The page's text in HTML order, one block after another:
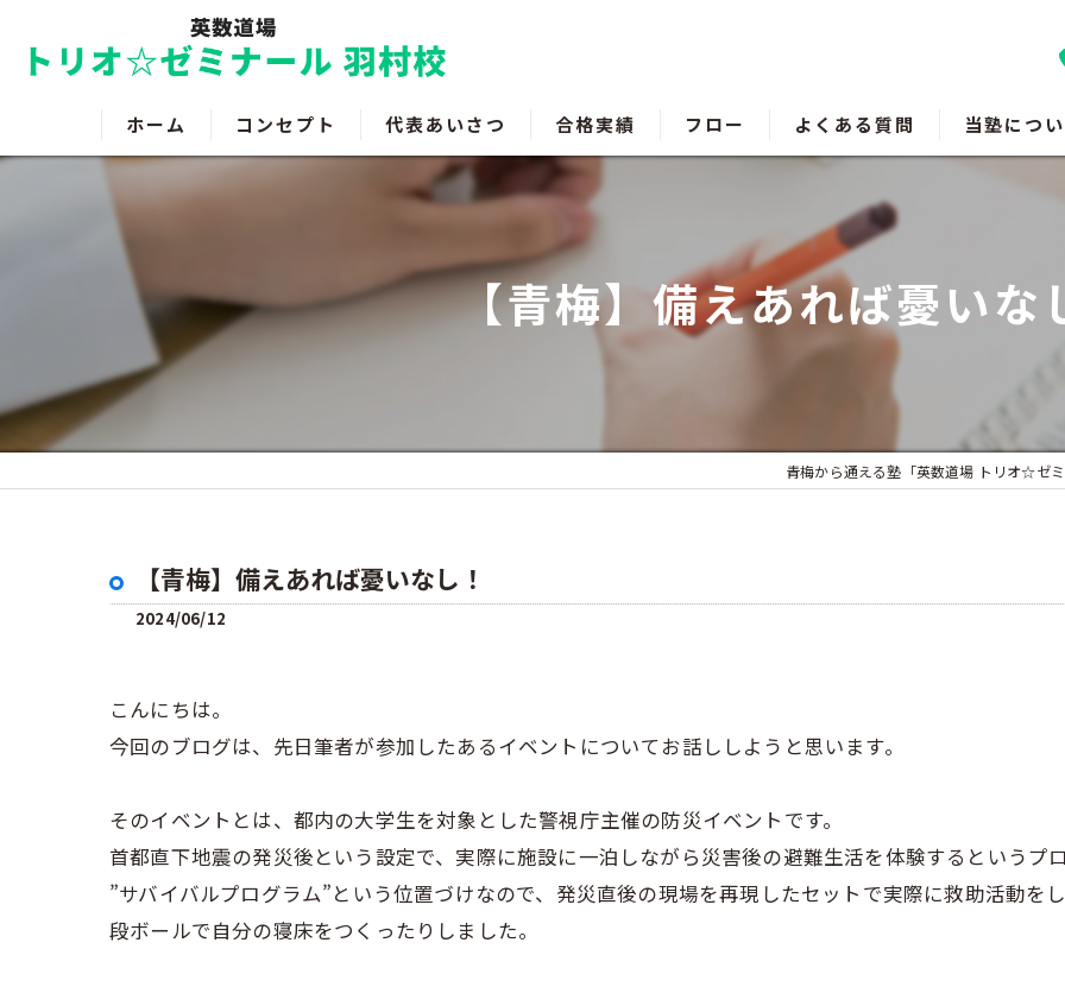
ホーム コンセプト 代表あいさつ 合格実績 フロー よくある質問 当塾につ
福生の塾
受験対策
【青梅】備えあれば憂いな
青梅から通える塾「英数道場 トリオ☆ゼミ
【青梅】備えあれば憂いなし！
2024/06/12
こんにちは。
今回のブログは、先日筆者が参加したあるイベントについてお話ししようと思います。
そのイベントとは、都内の大学生を対象とした警視庁主催の防災イベントです。
首都直下地震の発災後という設定で、実際に施設に一泊しながら災害後の避難生活を体験するというプ
”サバイバルプログラム”という位置づけなので、発災直後の現場を再現したセットで実際に救助活動をし
段ボールで自分の寝床をつくったりしました。